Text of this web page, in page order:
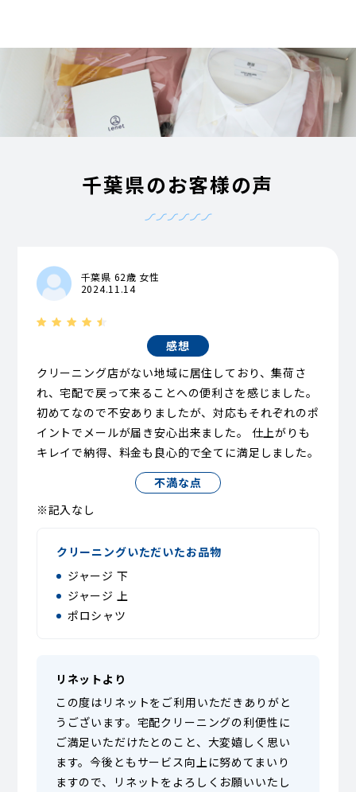
千葉県のお客様の声
千葉県 62歳 女性
2024.11.14
感想
クリーニング店がない地域に居住しており、集荷さ
れ、宅配で戻って来ることへの便利さを感じました。
初めてなので不安ありましたが、対応もそれぞれのポ
イントでメールが届き安心出来ました。 仕上がりも
キレイで納得、料金も良心的で全てに満足しました。
不満な点
※記入なし
クリーニングいただいたお品物
ジャージ 下
ジャージ 上
ポロシャツ
リネットより
この度はリネットをご利用いただきありがと
うございます。宅配クリーニングの利便性に
ご満足いただけたとのこと、大変嬉しく思い
ます。今後ともサービス向上に努めてまいり
ますので、リネットをよろしくお願いいたし